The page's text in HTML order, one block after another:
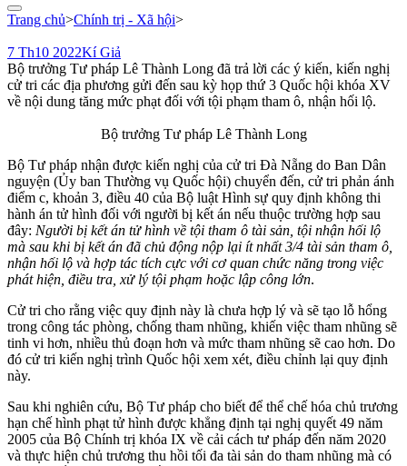
cho:
Trang chủ>Chính trị - Xã hội>
7 Th10 2022Kí Giả
Bộ trưởng Tư pháp Lê Thành Long đã trả lời các ý kiến, kiến nghị
cử tri các địa phương gửi đến sau kỳ họp thứ 3 Quốc hội khóa XV
về nội dung tăng mức phạt đối với tội phạm tham ô, nhận hối lộ.
Bộ trưởng Tư pháp Lê Thành Long
Bộ Tư pháp nhận được kiến nghị của cử tri Đà Nẵng do Ban Dân
nguyện (Ủy ban Thường vụ Quốc hội) chuyển đến, cử tri phản ánh
điểm c, khoản 3, điều 40 của Bộ luật Hình sự quy định không thi
hành án tử hình đối với người bị kết án nếu thuộc trường hợp sau
đây: Người bị kết án tử hình về tội tham ô tài sản, tội nhận hối lộ
mà sau khi bị kết án đã chủ động nộp lại ít nhất 3/4 tài sản tham ô,
nhận hối lộ và hợp tác tích cực với cơ quan chức năng trong việc
phát hiện, điều tra, xử lý tội phạm hoặc lập công lớn.
Cử tri cho rằng việc quy định này là chưa hợp lý và sẽ tạo lỗ hổng
trong công tác phòng, chống tham nhũng, khiến việc tham nhũng sẽ
tinh vi hơn, nhiều thủ đoạn hơn và mức tham nhũng sẽ cao hơn. Do
đó cử tri kiến nghị trình Quốc hội xem xét, điều chỉnh lại quy định
này.
Sau khi nghiên cứu, Bộ Tư pháp cho biết để thể chế hóa chủ trương
hạn chế hình phạt tử hình được khẳng định tại nghị quyết 49 năm
2005 của Bộ Chính trị khóa IX về cải cách tư pháp đến năm 2020
và thực hiện chủ trương thu hồi tối đa tài sản do tham nhũng mà có